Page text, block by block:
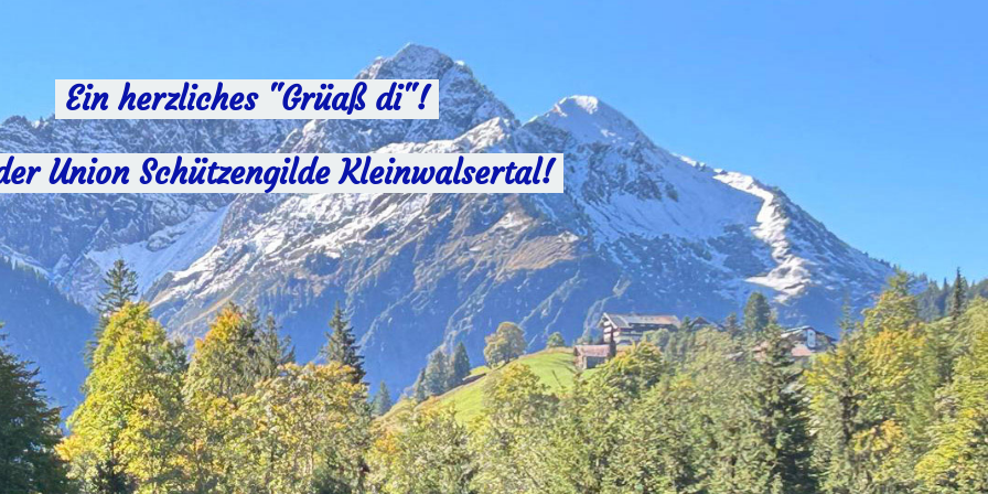
Ein herzliches "Grüaß di"!
Union Schützengilde Kleinwalsertal!